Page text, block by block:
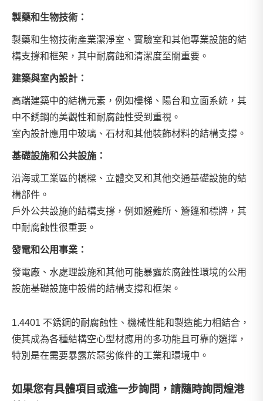
製藥和生物技術：
製藥和生物技術產業潔淨室、實驗室和其他專業設施的結
構支撐和框架，其中耐腐蝕和清潔度至關重要。
建築與室內設計：
高端建築中的結構元素，例如樓梯、陽台和立面系統，其
中不銹鋼的美觀性和耐腐蝕性受到重視。
室內設計應用中玻璃、石材和其他裝飾材料的結構支撐。
基礎設施和公共設施：
沿海或工業區的橋樑、立體交叉和其他交通基礎設施的結
構部件。
戶外公共設施的結構支撐，例如避難所、簷篷和標牌，其
中耐腐蝕性很重要。
發電和公用事業：
發電廠、水處理設施和其他可能暴露於腐蝕性環境的公用
設施基礎設施中設備的結構支撐和框架。
1.4401 不銹鋼的耐腐蝕性、機械性能和製造能力相結合，
使其成為各種結構空心型材應用的多功能且可靠的選擇，
特別是在需要暴露於惡劣條件的工業和環境中。
如果您有具體項目或進一步詢問，請隨時詢問煌港